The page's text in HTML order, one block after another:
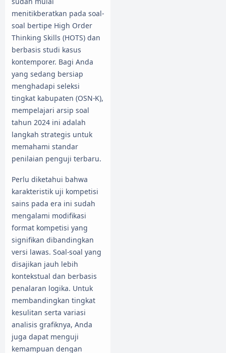
menitikberatkan pada soal-
soal bertipe High Order
Thinking Skills (HOTS) dan
berbasis studi kasus
kontemporer. Bagi Anda
yang sedang bersiap
menghadapi seleksi
tingkat kabupaten (OSN-K),
mempelajari arsip soal
tahun 2024 ini adalah
langkah strategis untuk
memahami standar
penilaian penguji terbaru.
Perlu diketahui bahwa
karakteristik uji kompetisi
sains pada era ini sudah
mengalami modifikasi
format kompetisi yang
signifikan dibandingkan
versi lawas. Soal-soal yang
disajikan jauh lebih
kontekstual dan berbasis
penalaran logika. Untuk
membandingkan tingkat
kesulitan serta variasi
analisis grafiknya, Anda
juga dapat menguji
kemampuan dengan